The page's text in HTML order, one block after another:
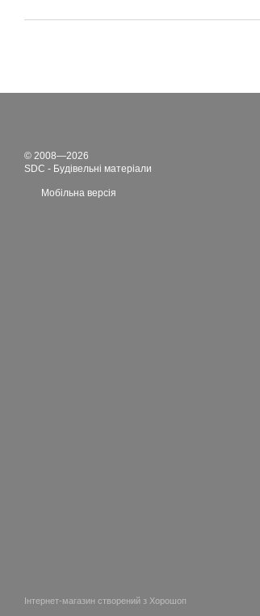
© 2008—2026
SDC - Будівельні матеріали
Мобільна версія
Інтернет-магазин створений з Хорошоп